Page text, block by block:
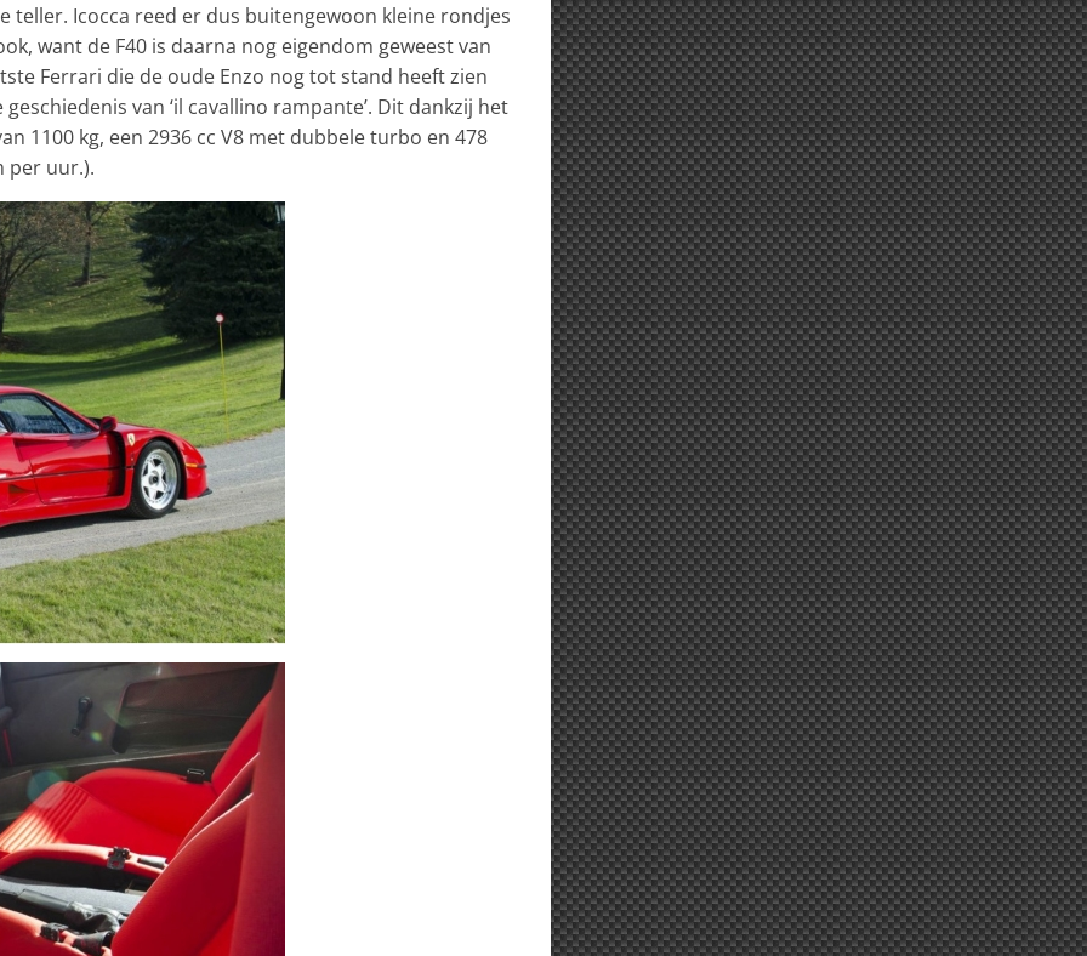
teller. Icocca reed er dus buitengewoon kleine rondjes
want de F40 is daarna nog eigendom geweest van
Ferrari die de oude Enzo nog tot stand heeft zien
van ‘il cavallino rampante’. Dit dankzij het
1100 kg, een 2936 cc V8 met dubbele turbo en 478
per uur.).